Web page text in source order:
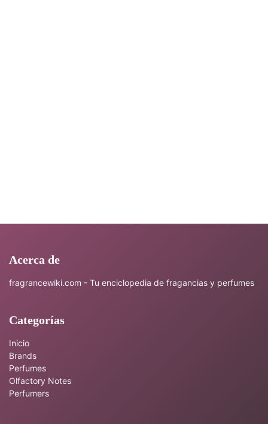
Acerca de
fragrancewiki.com - Tu enciclopedia de fragancias y perfumes
Categorías
Inicio
Brands
Perfumes
Olfactory Notes
Perfumers